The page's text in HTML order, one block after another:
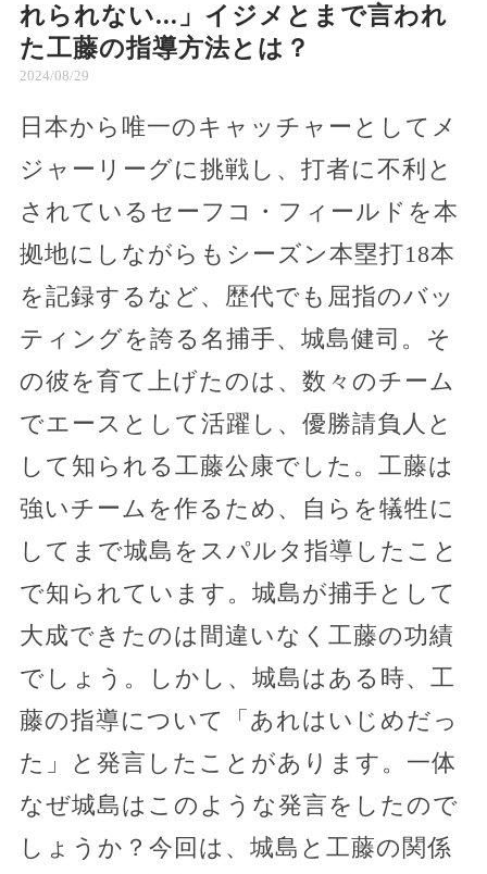
れられない...」イジメとまで言われ
た工藤の指導方法とは？
2024/08/29
日本から唯一のキャッチャーとしてメ
ジャーリーグに挑戦し、打者に不利と
されているセーフコ・フィールドを本
拠地にしながらもシーズン本塁打18本
を記録するなど、歴代でも屈指のバッ
ティングを誇る名捕手、城島健司。そ
の彼を育て上げたのは、数々のチーム
でエースとして活躍し、優勝請負人と
して知られる工藤公康でした。工藤は
強いチームを作るため、自らを犠牲に
してまで城島をスパルタ指導したこと
で知られています。城島が捕手として
大成できたのは間違いなく工藤の功績
でしょう。しかし、城島はある時、工
藤の指導について「あれはいじめだっ
た」と発言したことがあります。一体
なぜ城島はこのような発言をしたので
しょうか？今回は、城島と工藤の関係